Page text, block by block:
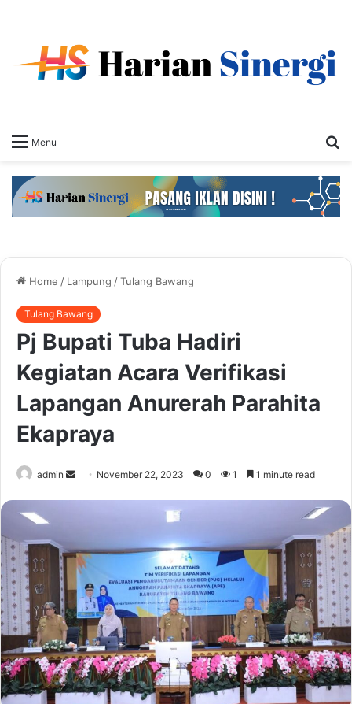
Menu
Home / Lampung /Tulang Bawang
Tulang Bawang
Pj Bupati Tuba Hadiri
Kegiatan Acara Verifikasi
Lapangan Anurerah Parahita
Ekapraya
admin
Send November 22, 2023 0 1 1 minute read